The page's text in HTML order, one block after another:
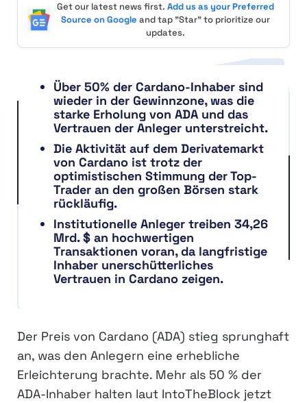
Get our latest news first. Add us as your Preferred
Source on Google and tap "Star" to prioritize our
updates.
Über 50% der Cardano-Inhaber sind
wieder in der Gewinnzone, was die
starke Erholung von ADA und das
Vertrauen der Anleger unterstreicht.
Die Aktivität auf dem Derivatemarkt
von Cardano ist trotz der
optimistischen Stimmung der Top-
Trader an den großen Börsen stark
rückläufig.
Institutionelle Anleger treiben 34,26
Mrd. $ an hochwertigen
Transaktionen voran, da langfristige
Inhaber unerschütterliches
Vertrauen in Cardano zeigen.
Der Preis von Cardano (ADA) stieg sprunghaft
an, was den Anlegern eine erhebliche
Erleichterung brachte. Mehr als 50 % der
ADA-Inhaber halten laut IntoTheBlock jetzt